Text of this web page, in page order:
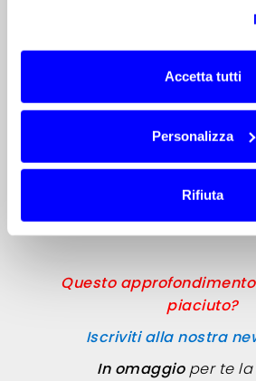
Accetta tutti
Personalizza
Rifiuta
In questo
all’inizio della
eviteranno
difficili situazionidescritte
LEGGI L'ARTICOLO
Questo
piaciuto?
Iscriviti alla nostra
In omaggioper te la